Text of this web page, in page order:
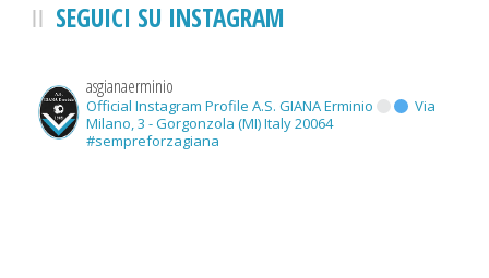
SEGUICI SU INSTAGRAM
asgianaerminio
Official Instagram Profile A.S. GIANA Erminio
Via
Milano, 3 - Gorgonzola (MI) Italy 20064
#sempreforzagiana